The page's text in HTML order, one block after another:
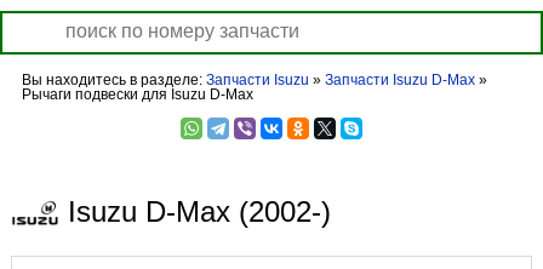
Вы находитесь в разделе: Запчасти Isuzu » Запчасти Isuzu D-Max»
Рычаги подвески для Isuzu D-Max
Isuzu D-Max (2002-)